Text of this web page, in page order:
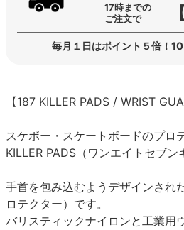
17時までの
ご注文で
毎月１日はポイント５倍！
【187 KILLER PADS / WRIST
スケボー・スケートボードのプロ
KILLER PADS（ワンエイトセブン
手首を包み込むようデザインされ
ロテクター）です。
バリスティックナイロンと工業用